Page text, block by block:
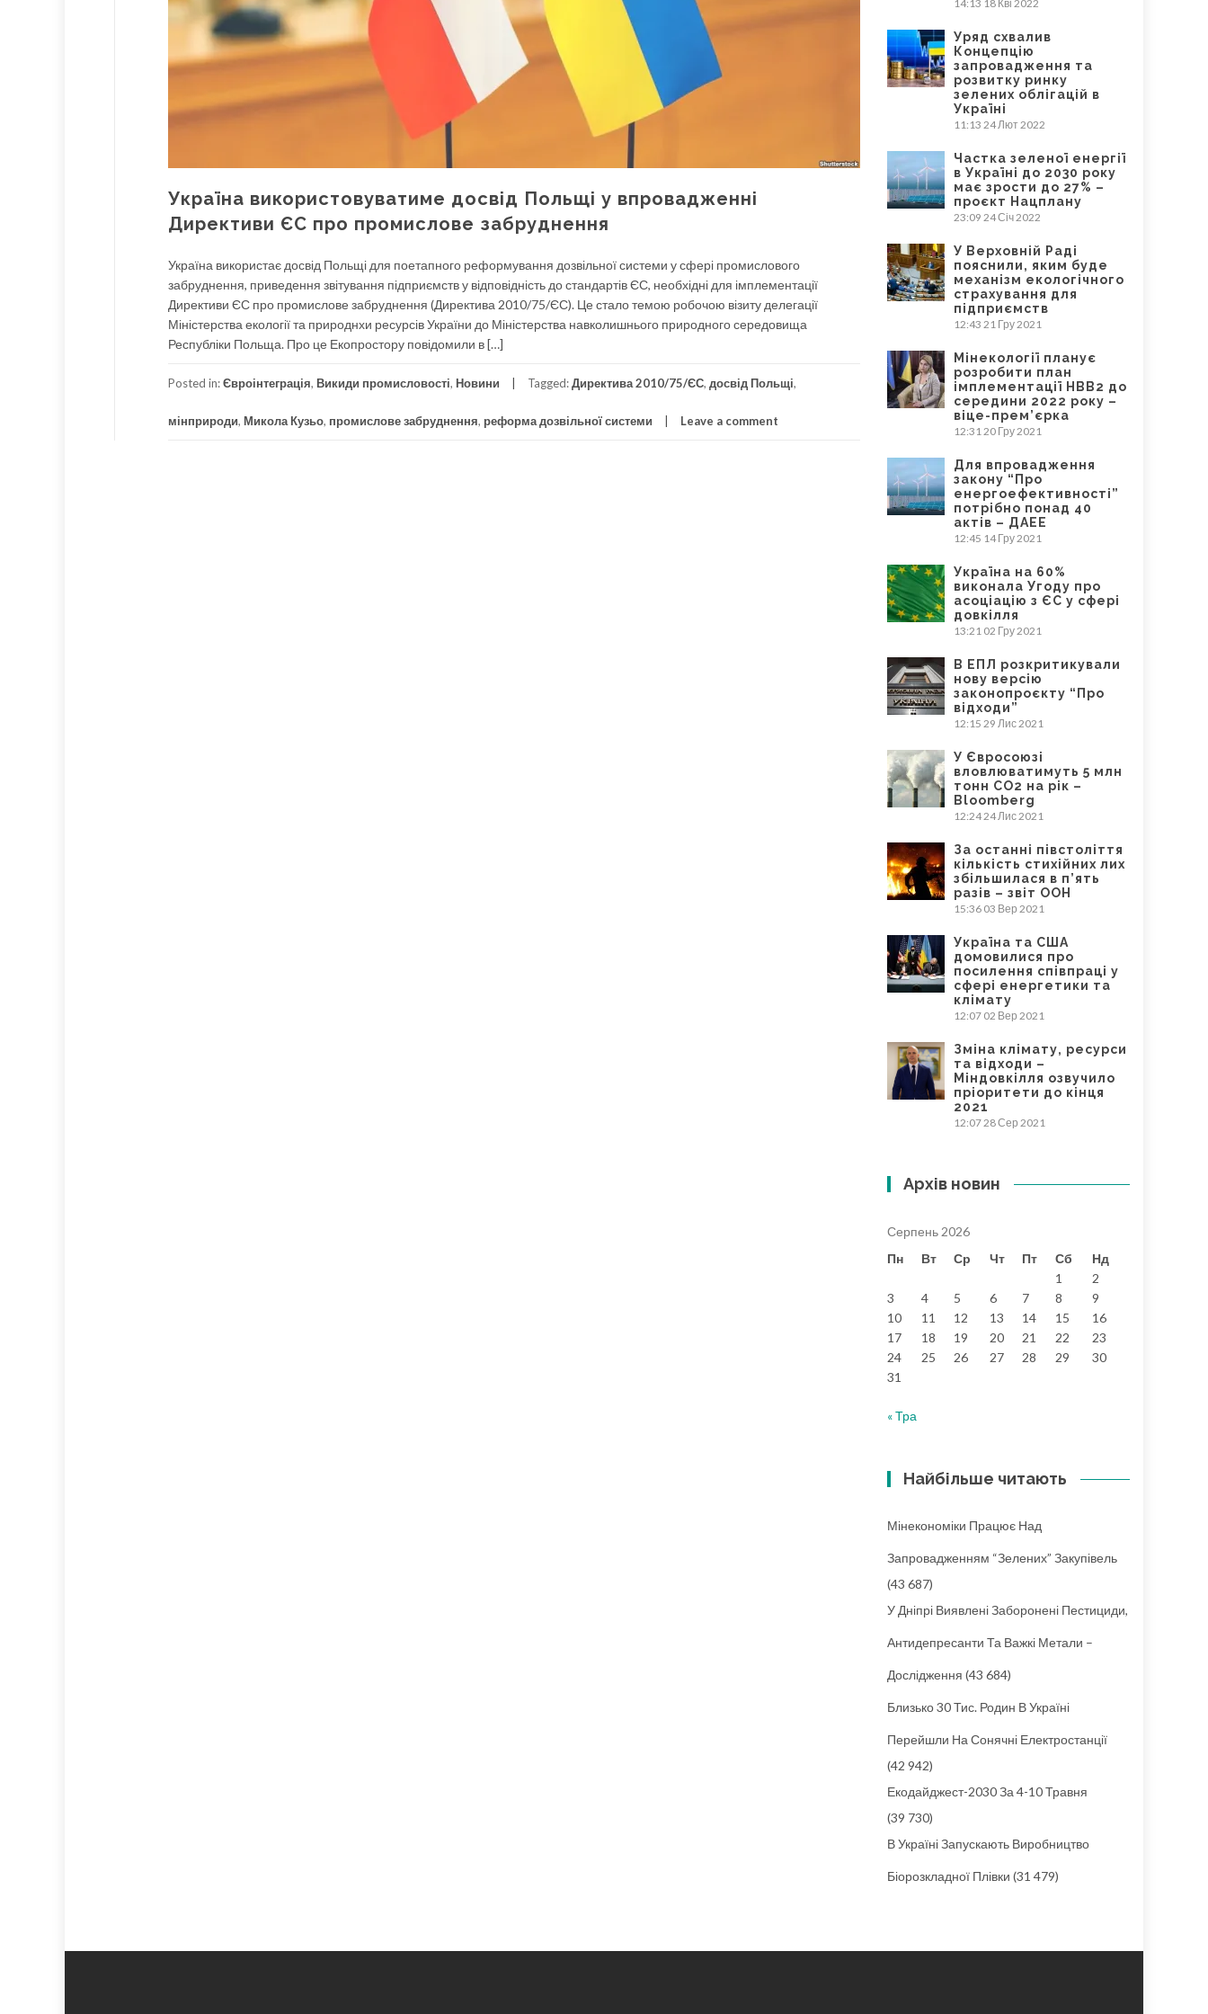
Україна використовуватиме досвід Польщі у впровадженні
Директиви ЄС про промислове забруднення
Україна використає досвід Польщі для поетапного реформування дозвільної системи у сфері промислового
забруднення, приведення звітування підприємств у відповідність до стандартів ЄС, необхідні для імплементації
Директиви ЄС про промислове забруднення (Директива 2010/75/ЄС). Це стало темою робочою візиту делегації
Міністерства екології та природнхи ресурсів України до Міністерства навколишнього природного середовища
Республіки Польща. Про це Екопростору повідомили в […]
Posted in:Євроінтеграція, Викиди промисловості, Новини Tagged:Директива 2010/75/ЄС, досвід Польщі,
мінприроди, Микола Кузьо, промислове забруднення, реформа дозвільної системи Leave a comment
14:13 18 Кві 2022
Уряд схвалив
Концепцію
запровадження та
розвитку ринку
зелених облігацій в
Україні
11:13 24 Лют 2022
Частка зеленої енергії
в Україні до 2030 року
має зрости до 27% –
проєкт Нацплану
23:09 24 Січ 2022
У Верховній Раді
пояснили, яким буде
механізм екологічного
страхування для
підприємств
12:43 21 Гру 2021
Мінекології планує
розробити план
імплементації НВВ2 до
середини 2022 року –
віце-прем’єрка
12:3120 Гру 2021
Для впровадження
закону “Про
енергоефективності”
потрібно понад 40
актів – ДАЕЕ
12:45 14 Гру 2021
Україна на 60%
виконала Угоду про
асоціацію з ЄС у сфері
довкілля
13:21 02 Гру 2021
В ЕПЛ розкритикували
нову версію
законопроєкту “Про
відходи”
12:15 29 Лис 2021
У Євросоюзі
вловлюватимуть 5 млн
тонн CO2 на рік –
Bloomberg
12:2424 Лис 2021
За останні півстоліття
кількість стихійних лих
збільшилася в п’ять
разів – звіт ООН
15:36 03 Вер 2021
Україна та США
домовилися про
посилення співпраці у
сфері енергетики та
клімату
12:07 02 Вер 2021
Зміна клімату, ресурси
та відходи –
Міндовкілля озвучило
пріоритети до кінця
2021
12:0728 Сер 2021
Архів новин
Серпень 2026
Пн
Вт Ср Чт Пт Сб
Нд
1
2
3
4 5 6 7 8
9
10
11 12 13 14 15
16
17
18 19 20 21 22
23
24
25 26 27 28 29
30
31
« Тра
Найбільше читають
Мінекономіки Працює Над
Запровадженням “зелених” Закупівель
(43 687)
У Дніпрі Виявлені Заборонені Пестициди,
Антидепресанти Та Важкі Метали –
Дослідження (43 684)
Близько 30 Тис. Родин В Україні
Перейшли На Сонячні Електростанції
(42 942)
Екодайджест-2030 За 4-10 Травня
(39 730)
В Україні Запускають Виробництво
Біорозкладної Плівки (31 479)